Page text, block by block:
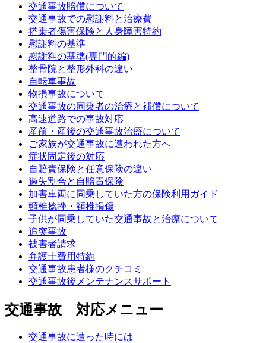
交通事故賠償について
交通事故での慰謝料と治療費
搭乗者傷害保険と人身障害特約
慰謝料の基準
慰謝料の基準(専門的編)
整骨院と整形外科の違い
自転車事故
物損事故について
交通事故の同乗者の治療と補償について
高速道路での事故対応
産前・産後の交通事故治療について
ご家族が交通事故に遭われた方へ
症状固定後の対応
自賠責保険と任意保険の違い
過失割合と自賠責保険
加害車両に同乗していた方の保険利用ガイド
頸椎捻挫・頸椎損傷
子供が同乗していた交通事故と治療について
追突事故
被害者請求
弁護士費用特約
交通事故患者様のクチコミ
交通事故後メンテナンスサポート
交通事故 対応メニュー
交通事故に遭った時には